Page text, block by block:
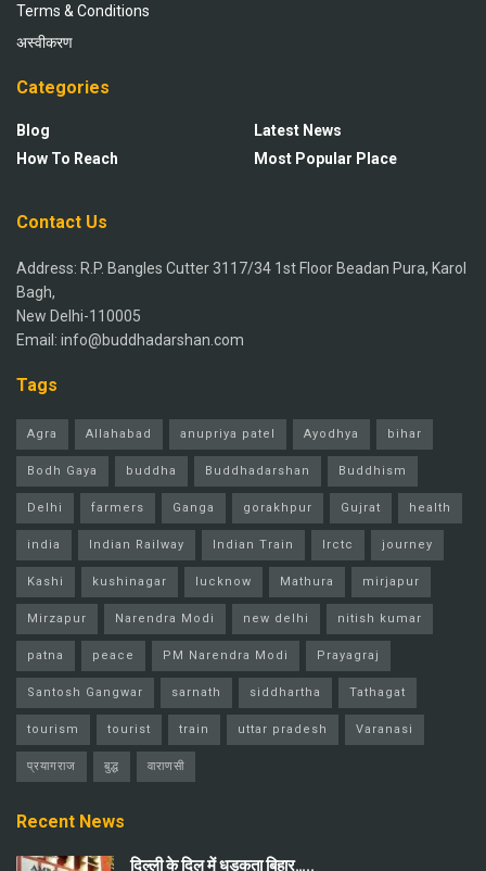
Terms & Conditions
अस्वीकरण
Categories
Blog
How To Reach
Latest News
Most Popular Place
Contact Us
Address: R.P. Bangles Cutter 3117/34 1st Floor Beadan Pura, Karol
Bagh,
New Delhi-110005
Email: info@buddhadarshan.com
Tags
Agra Allahabad anupriya patel Ayodhya bihar
Bodh Gaya buddha Buddhadarshan Buddhism
Delhi farmers Ganga gorakhpur Gujrat health
india Indian Railway Indian Train Irctc journey
Kashi kushinagar lucknow Mathura mirjapur
Mirzapur Narendra Modi new delhi nitish kumar
patna peace PM Narendra Modi Prayagraj
Santosh Gangwar sarnath siddhartha Tathagat
tourism tourist train uttar pradesh Varanasi
प्रयागराज बुद्ध वाराणसी
Recent News
दिल्ली के दिल में धड़कता बिहार…..